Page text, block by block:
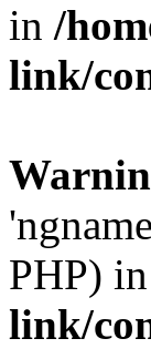
in /
link/
PHP) in
link/